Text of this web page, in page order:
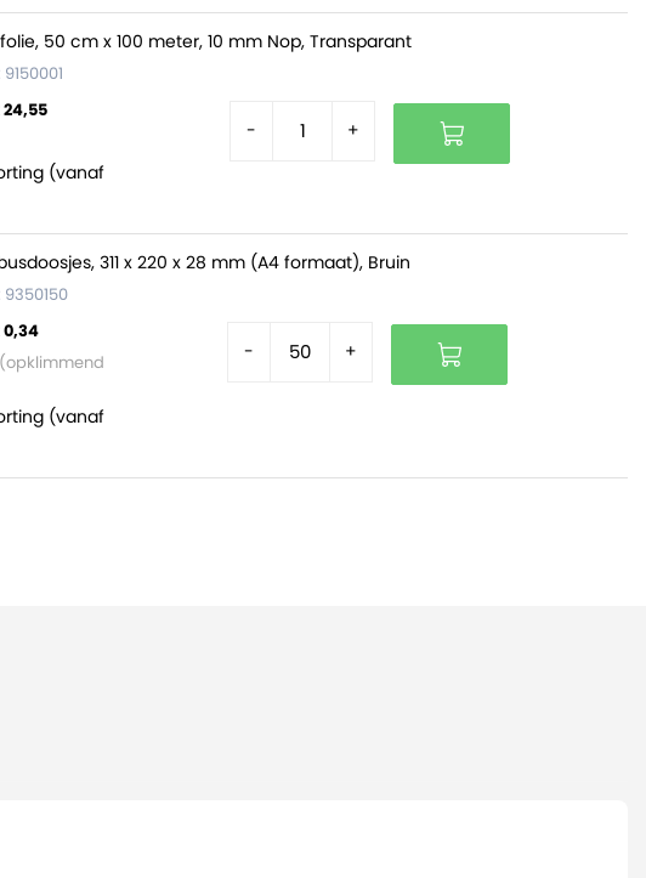
50 cm x 100 meter, 10 mm Nop, Transparant
(vanaf
- +
311 x 220 x 28 mm (A4 formaat), Bruin
(vanaf
- +